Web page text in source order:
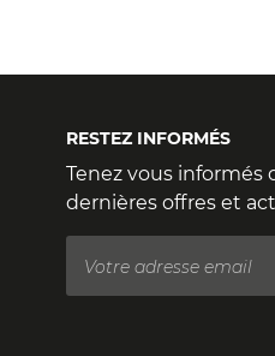
RESTEZ INFORMÉS
Tenez vous informés
dernières offres et